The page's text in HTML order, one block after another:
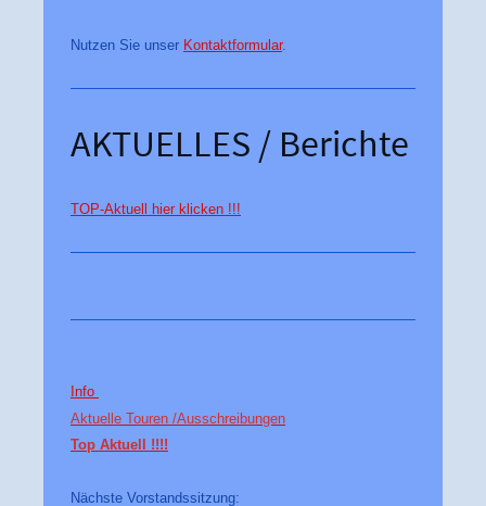
Nutzen Sie unser Kontaktformular.
AKTUELLES / Berichte
TOP-Aktuell hier klicken !!!
Info
Aktuelle Touren /Ausschreibungen
Top Aktuell !!!!
Nächste Vorstandssitzung: